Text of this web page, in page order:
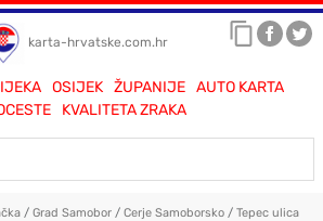
karta-hrvatske.com.hr
OSIJEK ŽUPANIJE
AUTO KARTA
KVALITETA ZRAKA
/ Grad Samobor/ Cerje Samoborsko/ Tepec ulica